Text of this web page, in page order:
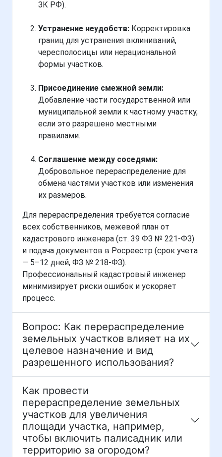
ЗК РФ).
Устранение неудобств: Корректировка
границ для устранения вклиниваний,
чересполосицы или нерациональной
формы участков.
Присоединение смежной земли:
Добавление части государственной или
муниципальной земли к частному участку,
если это разрешено местными
правилами.
Соглашение между соседями:
Добровольное перераспределение для
обмена частями участков или изменения
их размеров.
Для перераспределения требуется согласие
всех собственников, межевой план от
кадастрового инженера (ст. 39 ФЗ № 221-ФЗ)
и подача документов в Росреестр (срок учета
— 5–12 дней, ФЗ № 218-ФЗ).
Профессиональный кадастровый инженер
минимизирует риски ошибок и ускоряет
процесс.
Вопрос: Как перераспределение
земельных участков влияет на их
целевое назначение и вид
разрешенного использования?
Как провести
перераспределение земельных
участков для увеличения
площади участка, например,
чтобы включить палисадник или
территорию за огородом?